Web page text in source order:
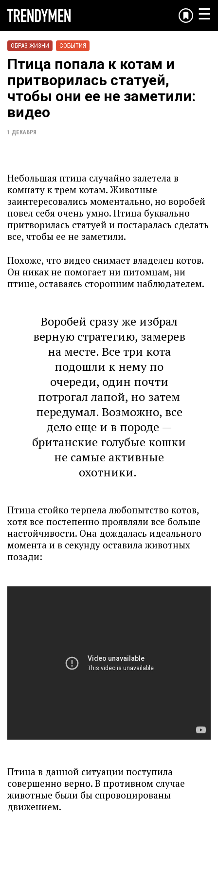
☰
ОБРАЗ ЖИЗНИ СОБЫТИЯ
Птица попала к котам и
притворилась статуей,
чтобы они ее не заметили:
видео
1 ДЕКАБРЯ
Небольшая птица случайно залетела в
комнату к трем котам. Животные
заинтересовались моментально, но воробей
повел себя очень умно. Птица буквально
притворилась статуей и постаралась сделать
все, чтобы ее не заметили.
Похоже, что видео снимает владелец котов.
Он никак не помогает ни питомцам, ни
птице, оставаясь сторонним наблюдателем.
Воробей сразу же избрал
верную стратегию, замерев
на месте. Все три кота
подошли к нему по
очереди, один почти
потрогал лапой, но затем
передумал. Возможно, все
дело еще и в породе —
британские голубые кошки
не самые активные
охотники.
Птица стойко терпела любопытство котов,
хотя все постепенно проявляли все больше
настойчивости. Она дождалась идеального
момента и в секунду оставила животных
позади:
Птица в данной ситуации поступила
совершенно верно. В противном случае
животные были бы спровоцированы
движением.